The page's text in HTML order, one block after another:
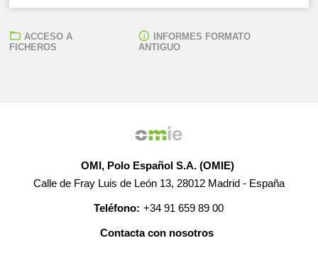
ACCESO A
FICHEROS
INFORMES FORMATO
ANTIGUO
OMI, Polo Español S.A. (OMIE)
Calle de Fray Luis de León 13, 28012 Madrid - España
Teléfono: +34 91 659 89 00
Contacta con nosotros